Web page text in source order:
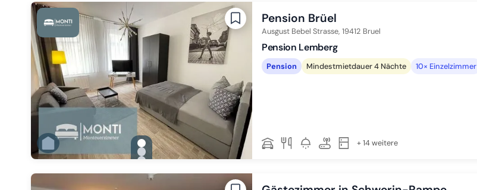
gallery.slide_selector
Zu Slide 1 wechseln
Zu Slide 2 wechseln
Zu Slide 4 wechseln
Pension Brüel
Ausgust Bebel Strasse, 19412 Bruel
Pension Lemberg
Pension Mindestmietdauer 4 Nächte 10× Einzelzimmer
+ 14 weitere